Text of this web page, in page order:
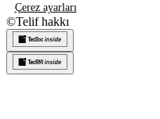
Çerez ayarları
©Telif hakkı